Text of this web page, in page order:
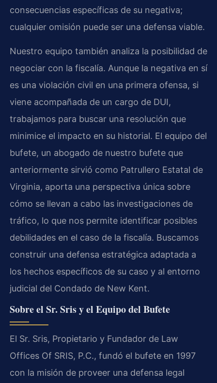
consecuencias específicas de su negativa;
cualquier omisión puede ser una defensa viable.
Nuestro equipo también analiza la posibilidad de
negociar con la fiscalía. Aunque la negativa en sí
es una violación civil en una primera ofensa, si
viene acompañada de un cargo de DUI,
trabajamos para buscar una resolución que
minimice el impacto en su historial. El equipo del
bufete, un abogado de nuestro bufete que
anteriormente sirvió como Patrullero Estatal de
Virginia, aporta una perspectiva única sobre
cómo se llevan a cabo las investigaciones de
tráfico, lo que nos permite identificar posibles
debilidades en el caso de la fiscalía. Buscamos
construir una defensa estratégica adaptada a
los hechos específicos de su caso y al entorno
judicial del Condado de New Kent.
Sobre el Sr. Sris y el Equipo del Bufete
El Sr. Sris, Propietario y Fundador de Law
Offices Of SRIS, P.C., fundó el bufete en 1997
con la misión de proveer una defensa legal